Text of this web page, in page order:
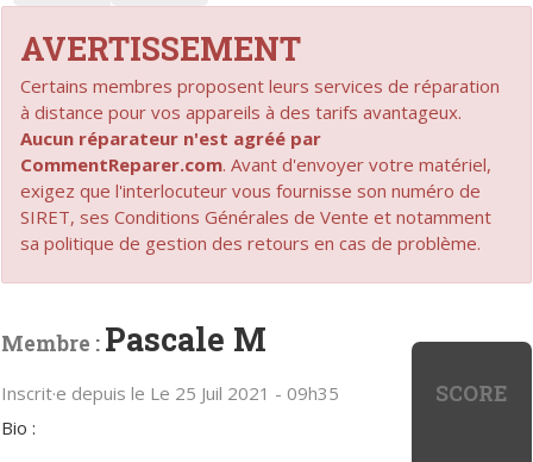
AVERTISSEMENT
Certains membres proposent leurs services de réparation
à distance pour vos appareils à des tarifs avantageux.
Aucun réparateur n'est agréé par
CommentReparer.com. Avant d'envoyer votre matériel,
exigez que l'interlocuteur vous fournisse son numéro de
SIRET, ses Conditions Générales de Vente et notamment
sa politique de gestion des retours en cas de problème.
SCORE
Membre : Pascale M
Inscrit·e depuis le Le 25 Juil 2021 - 09h35
Bio :